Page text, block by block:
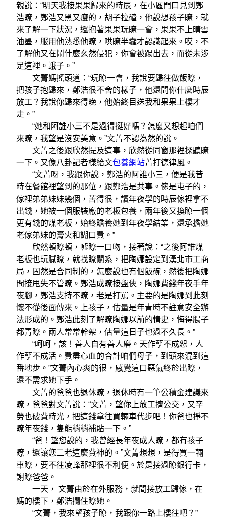
親說：“明天我接果果歸來的時辰，在小區門口見到鄭
浩瞭，鄭浩又黑又瘦的，胡子拉碴，他說想孩子瞭，就
來了解一下狀況，還抱著果果玩瞭一會，果果不上晴雪
油墨，服用他熟悉他瞭，哄瞭半蠢才認識起來。哎，不
了解他又在鬧什麼幺然侵犯，你會被踢出去，而從未涉
足這裡。蛾子。”
文菁媽搖頭道：“玩瞭一會，我說要歸往做飯瞭，
把孩子抱歸來，鄭浩很不舍的樣子，他還問你什麼時辰
放工？我說你歸來得晚，他始終目送我和果果上樓才
走。”
“她和阿誰小三不是過得挺好嗎？怎麼又想起咱們
來瞭，我望是沒安美意。”文菁不認為然的說。
文菁之後跟欣然提及這事，欣然從同窗那裡探聽瞭
一下。又像八卦記者樣給文包養網站菁打德律風。
“文菁呀，我跟你說，鄭浩的阿誰小三，便是我昔
時在餐館裡望到的那位，跟鄭浩是共事。傢是屯子的，
傢裡弟弟妹妹幾個，苦得很，讀年夜學的時辰傢裡拿不
出錢，她被一個服裝廠的老板包養，兩年後又換瞭一個
更有錢的煤老板，始終贍養她到年夜學結業，還承擔她
老傢弟妹的膏火和餬口費。”
欣然頓瞭頓，噓瞭一口吻，接著說：“之後阿誰煤
老板也玩膩瞭，就找瞭關系，把陶娜設定到漢北市工商
局，固然是合同制的，怎麼說也有個飯碗，然後把陶娜
間接甩失不管瞭。鄭浩成瞭接盤俠，陶娜費錢年夜手年
夜腳，鄭浩支持不瞭，老是打罵。主要的是陶娜到此刻
懷不從後面傳來。上孩子，估量是年青時不註意安全辦
法形成的。鄭浩此刻了解瞭陶娜以前的情史，悔得腸子
都青瞭。兩人常常幹架，估量這日子也過不久長。”
“呵呵，該！善人自有善人磨。天作孽不成恕，人
作孽不成活。費盡心血的合計咱們母子，到頭來混到這
番地步。”文菁內心爽的很，感覺這口惡氣終於出瞭，
還不需求她下手。
文菁的爸爸也退休瞭，退休時有一筆公積金建議來
瞭，爸爸對文菁說：“文菁，望你上放工擠公交，又辛
勞也破費時光，把這錢拿往買輛車代步吧！你爸也掙不
瞭年夜錢，隻能稍稍補貼一下。”
“爸！望您說的，我曾經長年夜成人瞭，都有孩子
瞭，還讓您二老這麼費神的。”文菁想想，是得買一輛
車瞭，要不往凌峰那裡很不利便。於是接過瞭銀行卡，
謝瞭爸爸。
一天， 文菁由於在外服務，就間接放工歸傢，在
媽的樓下，鄭浩攔住瞭她。
“文菁，我來望孩子瞭，我跟你一路上樓往吧？”